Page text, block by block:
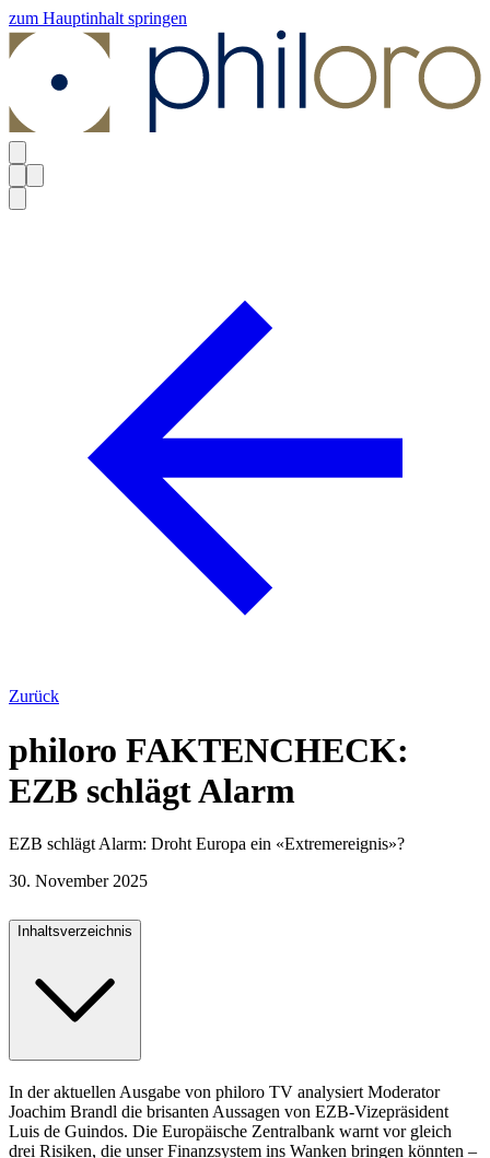
zum Hauptinhalt springen
Zurück
philoro FAKTENCHECK:
EZB schlägt Alarm
EZB schlägt Alarm: Droht Europa ein «Extremereignis»?
30. November 2025
Inhaltsverzeichnis
In der aktuellen Ausgabe von philoro TV analysiert Moderator
Joachim Brandl die brisanten Aussagen von EZB-Vizepräsident
Luis de Guindos. Die Europäische Zentralbank warnt vor gleich
drei Risiken, die unser Finanzsystem ins Wanken bringen könnten –